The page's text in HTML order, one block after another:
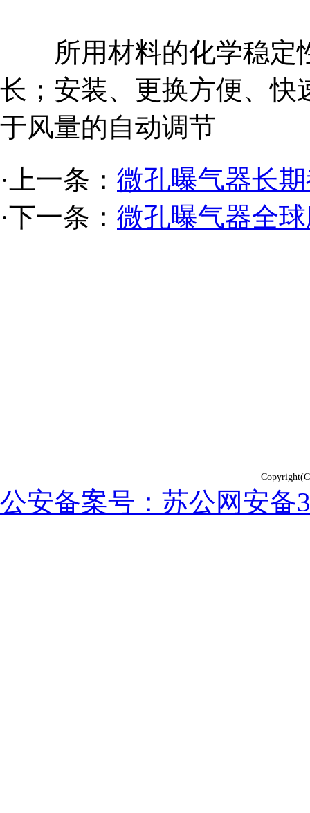
所用材料的化学稳定
长；安装、更换方便、快
于风量的自动调节
·上一条： 微孔曝气器长
·下一条： 微孔曝气器全
公安备案号：苏公网安备